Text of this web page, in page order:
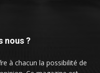
nous ?
à chacun la possibilité de